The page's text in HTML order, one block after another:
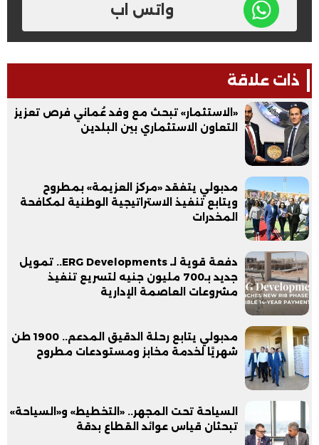
واتس اب
ذات علاقة
«الاستثمار» تبحث مع وفد عُماني فرص تعزيز
التعاون الاستثماري بين البلدين
مدبولي يتفقد «مركز العزيمة» بمطروح
ويتابع تنفيذ الاستراتيجية الوطنية لمكافحة
المخدرات
دفعة قوية لـ ERG Developments.. تمويل
جديد بـ700 مليون جنيه لتسريع تنفيذ
مشروعات العاصمة الإدارية
مدبولي يتابع رحلة الدقيق المدعم.. 1900 طن
شهريًا لخدمة مخابز ومستودعات مطروح
السياحة تحت المجهر.. «التخطيط» و«السياحة»
تبحثان قياس عوائد القطاع بدقة